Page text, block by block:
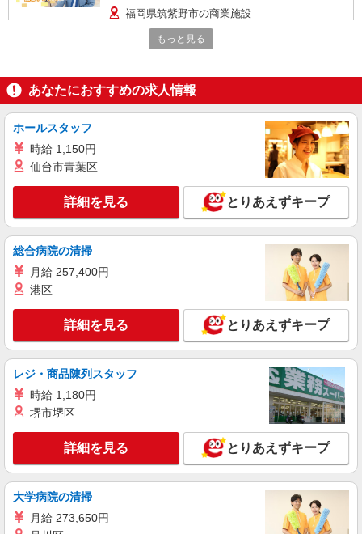
給 ★交通費別途支給（規定あり） ゜+゜・。
○。・゜+゜・。○。・゜+゜ 入社祝い金10万円支
給(規定有) お友達を紹介頂くと, インセンティブ支
給(規定有) ゜・。○。・゜+゜・。○。・゜+゜
福岡県筑紫野市の商業施設
派遣社員 紹介予定派遣
株式会社シエロ
【docomo】人気機種に詳しくなれる携帯販売
時給1300円〜 ※残業代支給 ★交通費別途支給
+゜ 入社祝い金10万円支給(規定有) お友達を紹介
頂くと, インセンティブ支給(規定有) ★月2回払
い・週払い可能（規程有）★ ゜・。○。・゜
+゜・。○。・゜+゜
福岡県筑紫野市のdocomoショップ
キープ 詳細を見る
派遣社員 紹介予定派遣
株式会社シエロ
時給1400円〜 ※残業代支給 ★交通費別途支給
（規定あり） ゜+゜・。○。・゜+゜・。○。・゜
+゜ 入社祝い金10万円支給(規定有) お友達を紹介
頂くと, インセンティブ支給(規定有) ★月2回払
い・週払い可能（規程有）★ ゜・。○。・゜
+゜・。○。・゜+゜
福岡県筑紫野市の携帯ショップ
キープ 詳細を見る
派遣社員 紹介予定派遣
【ソフトバンク】の店舗スタッフ
月給210000円〜400000円（経験・能力によ
る） ※残業代支給 ★交通費別途支給（規定あり）
゜+゜・。○。・゜+゜・。○。・゜+゜ 入社祝い金
10万円支給(規定有) お友達を紹介頂くと, インセン
ティブ支給(規定有) ゜・。○。・゜+゜・。
福岡県筑紫野市のsoftbankショップ
もっと見る
あなたにおすすめの求人情報
ホールスタッフ
時給 1,150円
仙台市青葉区
詳細を見る とりあえずキープ
総合病院の清掃
月給 257,400円
港区
詳細を見る とりあえずキープ
レジ・商品陳列スタッフ
時給 1,180円
堺市堺区
詳細を見る とりあえずキープ
大学病院の清掃
月給 273,650円